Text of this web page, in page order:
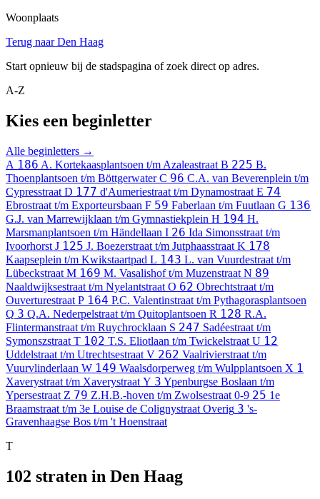
Woonplaats
Terug naar Den Haag
Start opnieuw bij de stadspagina of zoek direct op adres.
A-Z
Kies een beginletter
Alle beginletters →
A 186 A. Kortekaasplantsoen t/m Azaleastraat B 225 B.
Thoenplantsoen t/m BöttgerwaterC 96 C.A. van Beverenplein t/m
Cypresstraat D 177 d'Aumeriestraat t/m Dynamostraat E 74
Ebrostraat t/m Exporteursbaan F 59 Faberlaan t/m Fuutlaan G 136
G.J. van Marrewijklaan t/m Gymnastiekplein H 194 H.
Marsmanplantsoen t/m Händellaan I 26 Ida Simonsstraat t/m
Ivoorhorst J 125 J. Boezerstraat t/m Jutphaasstraat K 178
Kaapseplein t/m Kwikstaartpad L 143 L. van Vuurdestraat t/m
Lübeckstraat M 169 M. Vasalishof t/m Muzenstraat N 89
Naaldwijksestraat t/m Nyelantstraat O 62 Obrechtstraat t/m
Ouverturestraat P 164 P.C. Valentinstraat t/m Pythagorasplantsoen
Q 3 Q.A. Nederpelstraat t/m Quitoplantsoen R 128 R.A.
Flintermanstraat t/m Ruychrocklaan S 247 Sadéestraat t/m
Symonszstraat T 102 T.S. Eliotlaan t/m Twickelstraat U 12
Uddelstraat t/m Utrechtsestraat V 262 Vaalrivierstraat t/m
Vuurvlinderlaan W 149 Waalsdorperweg t/m Wulpplantsoen X 1
Xaverystraat t/m Xaverystraat Y 3 Ypenburgse Boslaan t/m
Ypersestraat Z 79 Z.H.B.-hoven t/m Zwolsestraat 0-9 25 1e
Braamstraat t/m 3e Louise de Colignystraat Overig 3 's-
Gravenhaagse Bos t/m 't Hoenstraat
T
102 straten in Den Haag